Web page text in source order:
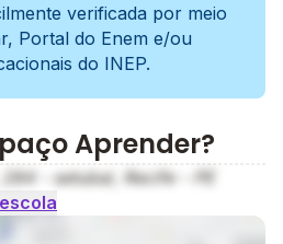
verificada por meio
Portal do Enem e/ou
do INEP.
Aprender?
- setubal, Recife - PE